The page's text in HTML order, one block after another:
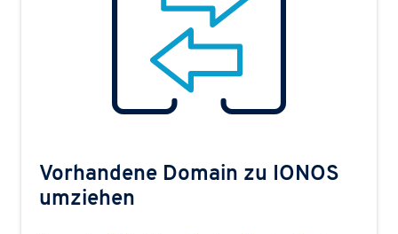
Vorhandene Domain zu IONOS
umziehen